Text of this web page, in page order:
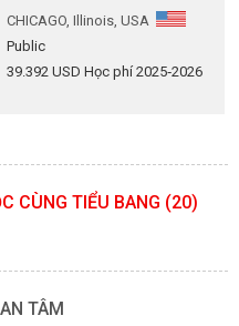
CHICAGO, Illinois, USA
Public
39.392 USD Học phí 2025‑2026
CÙNG TIỂU BANG (20)
TÂM